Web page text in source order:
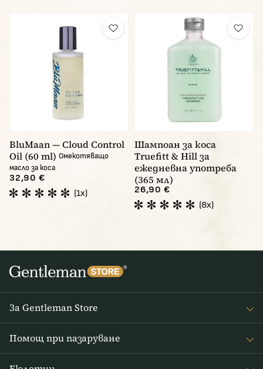
BluMaan — Cloud Control
Oil (60 ml) Омекотяващо
масло за коса
32,90 €
(1x)
Шампоан за коса
Truefitt & Hill за
ежедневна употреба
(365 мл)
26,90 €
(8x)
За Gentleman Store
Помощ при пазаруване